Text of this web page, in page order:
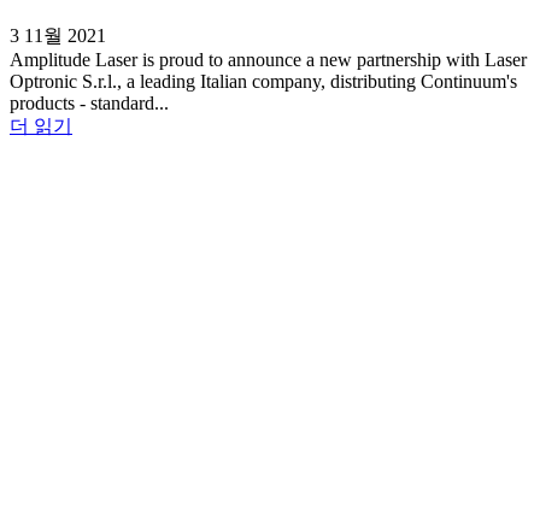
3 11월 2021
Amplitude Laser is proud to announce a new partnership with Laser
Optronic S.r.l., a leading Italian company, distributing Continuum's
products - standard...
더 읽기